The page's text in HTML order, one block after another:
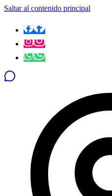
Saltar al contenido principal